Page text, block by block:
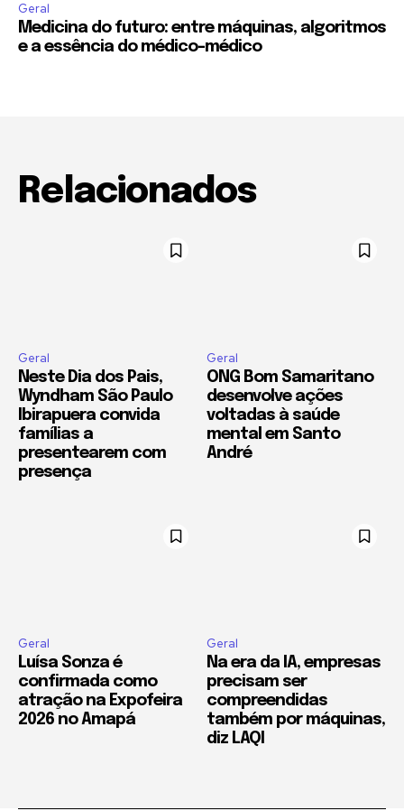
Geral
Medicina do futuro: entre máquinas, algoritmos
e a essência do médico-médico
Relacionados
Geral
Neste Dia dos Pais,
Wyndham São Paulo
Ibirapuera convida
famílias a
presentearem com
presença
Geral
ONG Bom Samaritano
desenvolve ações
voltadas à saúde
mental em Santo
André
Geral
Luísa Sonza é
confirmada como
atração na Expofeira
2026 no Amapá
Geral
Na era da IA, empresas
precisam ser
compreendidas
também por máquinas,
diz LAQI